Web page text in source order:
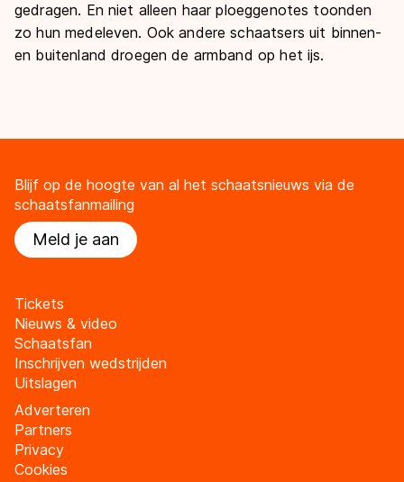
gedragen. En niet alleen haar ploeggenotes toonden
zo hun medeleven. Ook andere schaatsers uit binnen-
en buitenland droegen de armband op het ijs.
Blijf op de hoogte van al het schaatsnieuws via de
schaatsfanmailing
Meld je aan
Tickets
Nieuws & video
Schaatsfan
Inschrijven wedstrijden
Uitslagen
Adverteren
Partners
Privacy
Cookies